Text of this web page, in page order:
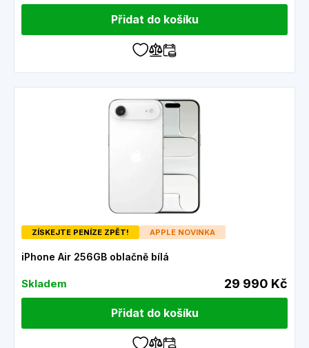
26. Aby zůstala zachována neuvěřitelná štíhlost a zároveň
maximální bezpečí displeje, rádi vám odborně nalepíme
ultra tenké ochranné sklo, které s iPhonem Air dokonale
Přidat do košíku
ZÍSKEJTE PENÍZE ZPĚT! APPLE NOVINKA
iPhone Air 256GB oblačně bílá
Skladem 29 990 Kč
Přidat do košíku